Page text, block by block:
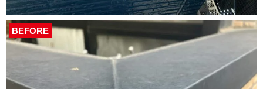
BEFORE